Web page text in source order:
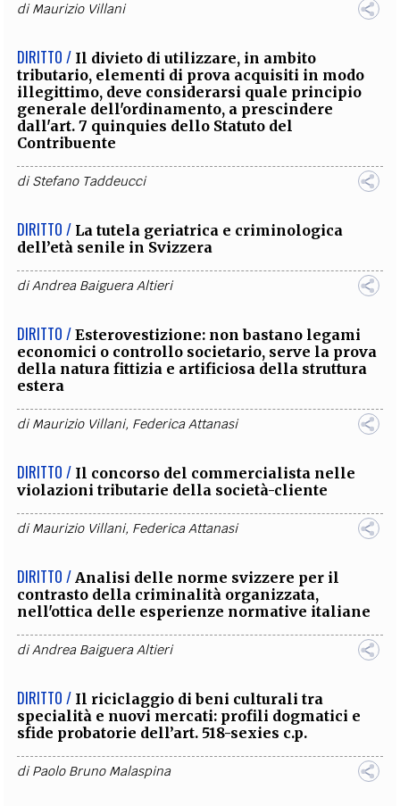
diMaurizio Villani
DIRITTO / Il divieto di utilizzare, in ambito
tributario, elementi di prova acquisiti in modo
illegittimo, deve considerarsi quale principio
generale dell'ordinamento, a prescindere
dall'art. 7 quinquies dello Statuto del
Contribuente
diStefano Taddeucci
DIRITTO / La tutela geriatrica e criminologica
dell’età senile in Svizzera
diAndrea Baiguera Altieri
DIRITTO / Esterovestizione: non bastano legami
economici o controllo societario, serve la prova
della natura fittizia e artificiosa della struttura
estera
diMaurizio Villani, Federica Attanasi
DIRITTO / Il concorso del commercialista nelle
violazioni tributarie della società-cliente
diMaurizio Villani, Federica Attanasi
DIRITTO / Analisi delle norme svizzere per il
contrasto della criminalità organizzata,
nell'ottica delle esperienze normative italiane
diAndrea Baiguera Altieri
DIRITTO / Il riciclaggio di beni culturali tra
specialità e nuovi mercati: profili dogmatici e
sfide probatorie dell’art. 518-sexies c.p.
diPaolo Bruno Malaspina